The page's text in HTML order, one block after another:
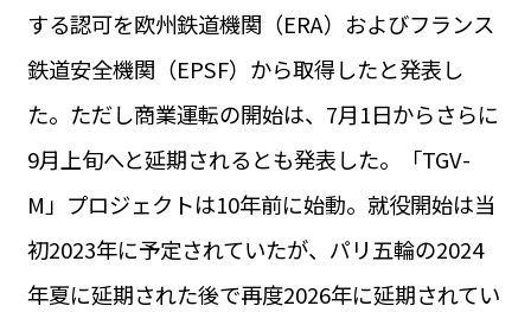
グルメ
LIFE STYLE
BUSINESS
ビジネス・キャリア
INFOS PRATIQUES
TAG
タグ
1€＝182.37円
お問い合わせ
運営会社
サイトポリシー
する認可を欧州鉄道機関（ERA）およびフランス
鉄道安全機関（EPSF）から取得したと発表し
た。ただし商業運転の開始は、7月1日からさらに
9月上旬へと延期されるとも発表した。「TGV-
M」プロジェクトは10年前に始動。就役開始は当
初2023年に予定されていたが、パリ五輪の2024
年夏に延期された後で再度2026年に延期されてい